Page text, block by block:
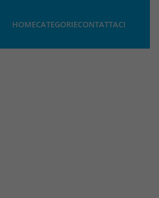
HOMECATEGORIECONTATTACI